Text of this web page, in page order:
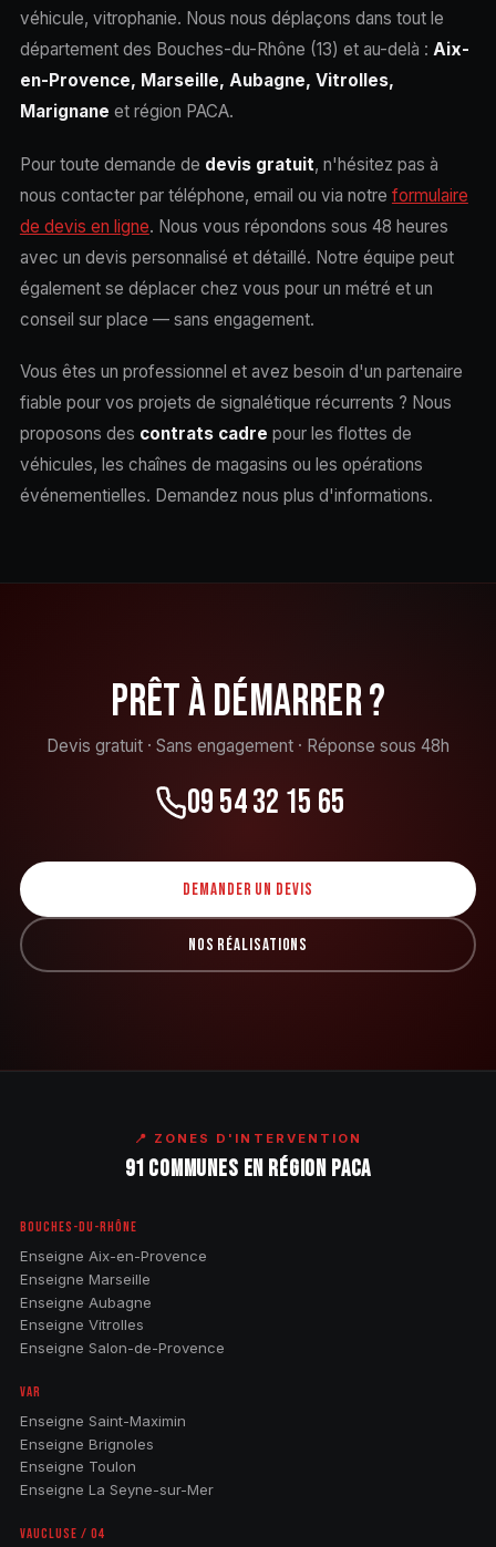
véhicule, vitrophanie. Nous nous déplaçons dans tout le
département des Bouches-du-Rhône (13) et au-delà : Aix-
en-Provence, Marseille, Aubagne, Vitrolles,
Marignane et région PACA.
Pour toute demande de devis gratuit, n'hésitez pas à
nous contacter par téléphone, email ou via notre formulaire
de devis en ligne. Nous vous répondons sous 48 heures
avec un devis personnalisé et détaillé. Notre équipe peut
également se déplacer chez vous pour un métré et un
conseil sur place — sans engagement.
Vous êtes un professionnel et avez besoin d'un partenaire
fiable pour vos projets de signalétique récurrents ? Nous
proposons des contrats cadre pour les flottes de
véhicules, les chaînes de magasins ou les opérations
événementielles. Demandez nous plus d'informations.
PRÊT À DÉMARRER ?
Devis gratuit · Sans engagement · Réponse sous 48h
09 54 32 15 65
DEMANDER UN DEVIS
NOS RÉALISATIONS
📍 ZONES D'INTERVENTION
91 COMMUNES EN RÉGION PACA
BOUCHES-DU-RHÔNE
Enseigne Aix-en-Provence
Enseigne Marseille
Enseigne Aubagne
Enseigne Vitrolles
Enseigne Salon-de-Provence
VAR
Enseigne Saint-Maximin
Enseigne Brignoles
Enseigne Toulon
Enseigne La Seyne-sur-Mer
VAUCLUSE / 04